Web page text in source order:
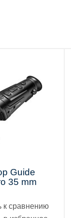
Guide
35 mm
к сравнению